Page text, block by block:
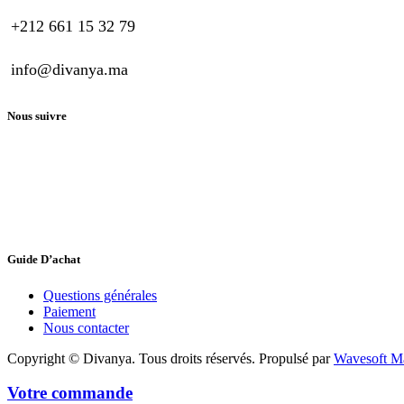
+212 661 15 32 79
info@divanya.ma
Nous suivre
Guide D’achat
Questions générales
Paiement
Nous contacter
Copyright © Divanya. Tous droits réservés. Propulsé parWavesoft
Votre commande